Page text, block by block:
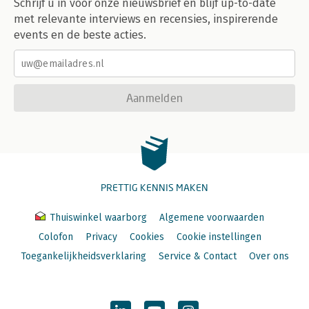
Schrijf u in voor onze nieuwsbrief en blijf up-to-date
met relevante interviews en recensies, inspirerende
events en de beste acties.
Aanmelden
PRETTIG KENNIS MAKEN
Thuiswinkel waarborg
Algemene voorwaarden
Colofon
Privacy Cookies
Cookie instellingen
Toegankelijkheidsverklaring
Service & Contact Over ons